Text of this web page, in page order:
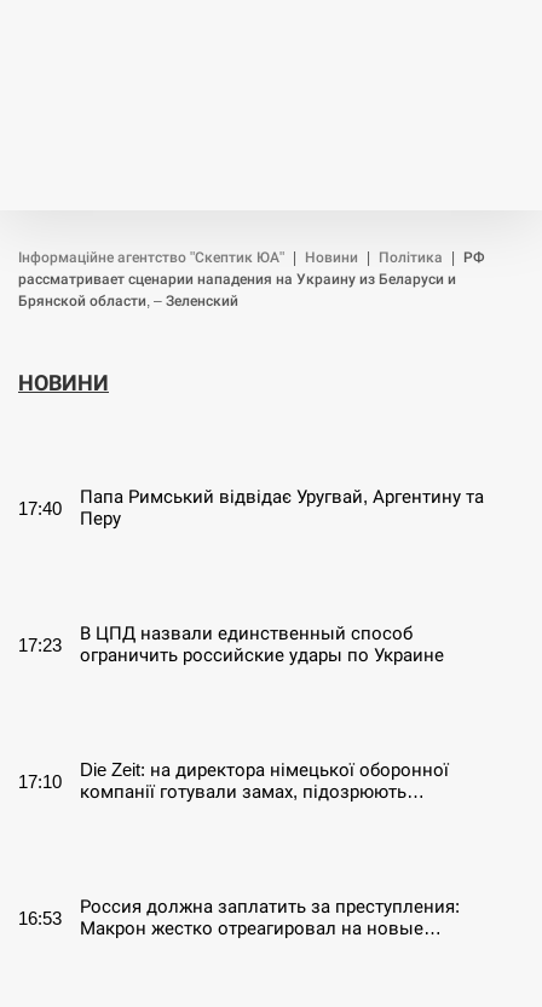
Інформаційне агентство "Скептик ЮА" Новини Політика
РФ
рассматривает сценарии нападения на Украину из Беларуси и
Брянской области, – Зеленский
НОВИНИ
17:40
Папа Римський відвідає Уругвай, Аргентину та
Перу
17:23
В ЦПД назвали единственный способ
ограничить российские удары по Украине
17:10
Die Zeit: на директора німецької оборонної
компанії готували замах, підозрюють…
16:53
Россия должна заплатить за преступления:
Макрон жестко отреагировал на новые…